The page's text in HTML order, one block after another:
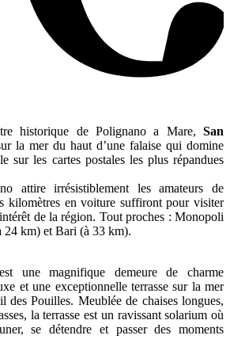
historique de Polignano a Mare, San
la mer du haut d’une falaise qui domine
sur les cartes postales les plus répandues
attire irrésistiblement les amateurs de
kilomètres en voiture suffiront pour visiter
de la région. Tout proches : Monopoli
km) et Bari (à 33 km).
une magnifique demeure de charme
et une exceptionnelle terrasse sur la mer
des Pouilles. Meublée de chaises longues,
la terrasse est un ravissant solarium où
se détendre et passer des moments